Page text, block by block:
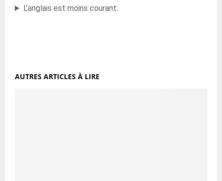
L’anglais est moins courant.
AUTRES ARTICLES À LIRE